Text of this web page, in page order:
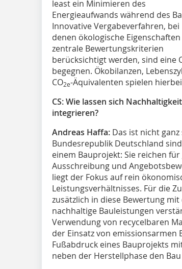
least ein Minimieren des
Energieaufwands während des
Innovative Vergabeverfahren, bei
denen ökologische Eigenschaften
zentrale Bewertungskriterien
berücksichtigt werden, sind eine
begegnen. Ökobilanzen,
CO2e-Äquivalenten spielen
CS: Wie lassen sich
integrieren?
Andreas Haffa: Das ist nicht
Bundesrepublik Deutschland
einem Bauprojekt: Sie reichen
Ausschreibung und
liegt der Fokus auf rein
Leistungsverhältnisses. Für die
zusätzlich in diese Bewertung
nachhaltige Bauleistungen
Verwendung von recycelbaren
der Einsatz von emissionsarmen
Fußabdruck eines Bauprojekts
neben der Herstellphase den